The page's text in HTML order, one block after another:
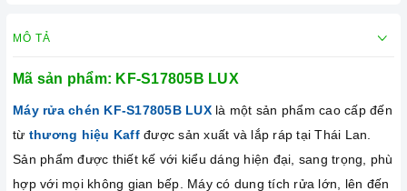
MÔ TẢ
Mã sản phẩm: KF-S17805B LUX
Máy rửa chén KF-S17805B LUX là một sản phẩm cao cấp đến
từ thương hiệu Kaff được sản xuất và lắp ráp tại Thái Lan.
Sản phẩm được thiết kế với kiểu dáng hiện đại, sang trọng, phù
hợp với mọi không gian bếp. Máy có dung tích rửa lớn, lên đến